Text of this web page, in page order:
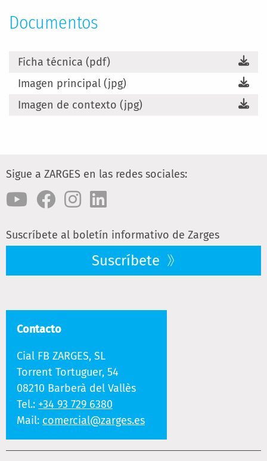
Documentos
Ficha técnica (pdf)
Imagen principal (jpg)
Imagen de contexto (jpg)
Sigue a ZARGES en las redes sociales:
Suscríbete al boletín informativo de Zarges
Suscríbete
Contacto
Cial FB ZARGES, SL
Torrent Tortuguer, 54
08210 Barberà del Vallès
Tel.: +34 93 729 6380
Mail: comercial@zarges.es